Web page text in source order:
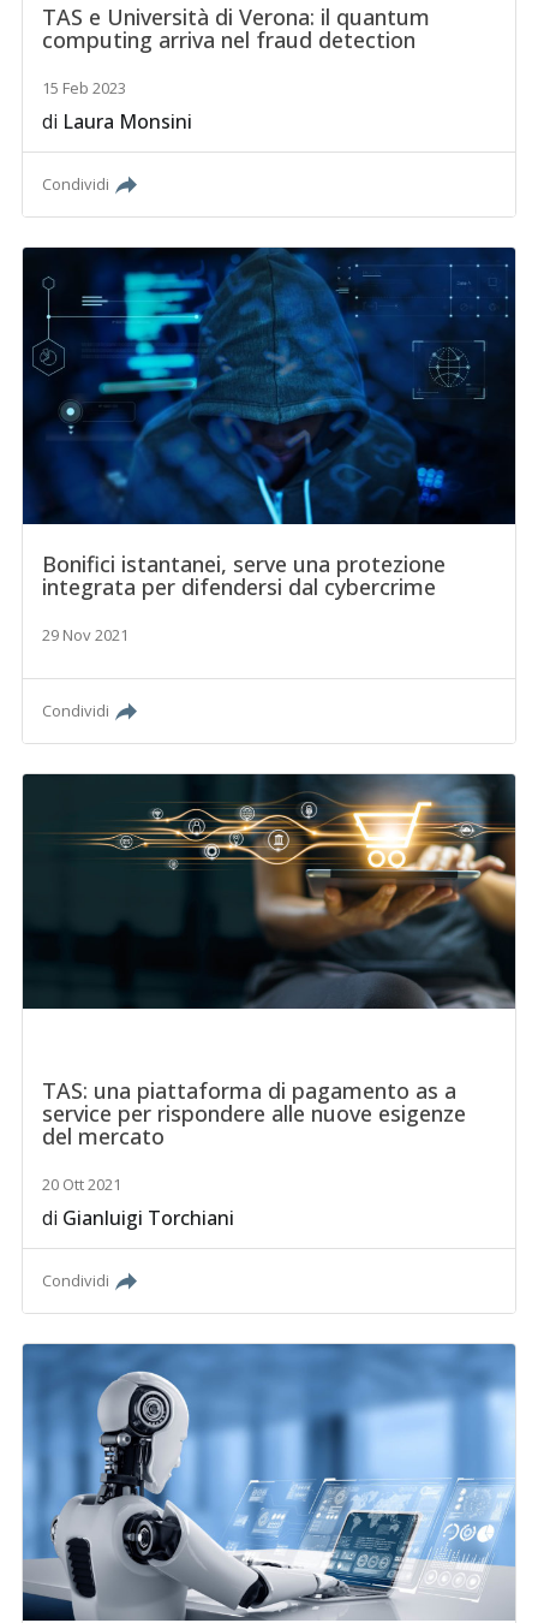
TAS e Università di Verona: il quantum
computing arriva nel fraud detection
15 Feb 2023
di Laura Monsini
Condividi
Bonifici istantanei, serve una protezione
integrata per difendersi dal cybercrime
29 Nov 2021
Condividi
TAS: una piattaforma di pagamento as a
service per rispondere alle nuove esigenze
del mercato
20 Ott 2021
di Gianluigi Torchiani
Condividi